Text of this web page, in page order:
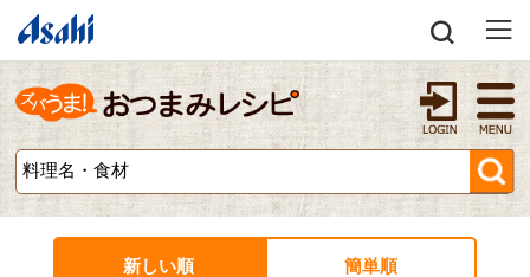
新しい順 簡単順